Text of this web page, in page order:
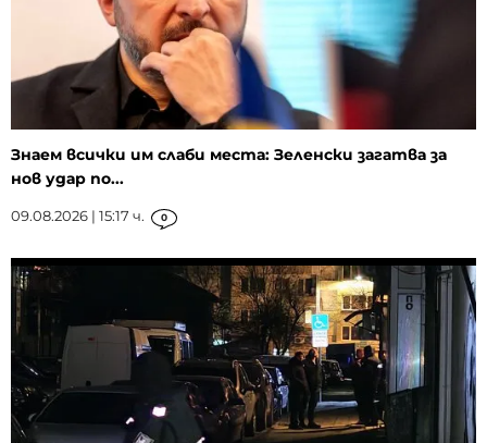
Знаем всички им слаби места: Зеленски загатва за
нов удар по...
09.08.2026 | 15:17 ч. 0